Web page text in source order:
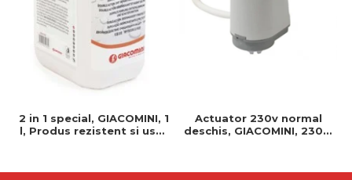
2 in 1 special, GIACOMINI, 1
l, Produs rezistent si usor
Actuator 230v normal
deschis, GIACOMINI, 230v,